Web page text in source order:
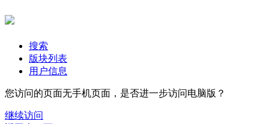
搜索
版块列表
用户信息
您访问的页面无手机页面，是否进一步访问电脑版？
继续访问